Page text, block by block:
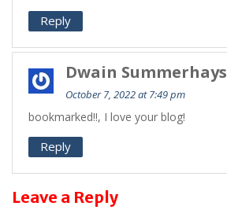
Reply
Dwain Summerhays
October 7, 2022 at 7:49 pm
bookmarked!!, I love your blog!
Reply
Leave a Reply